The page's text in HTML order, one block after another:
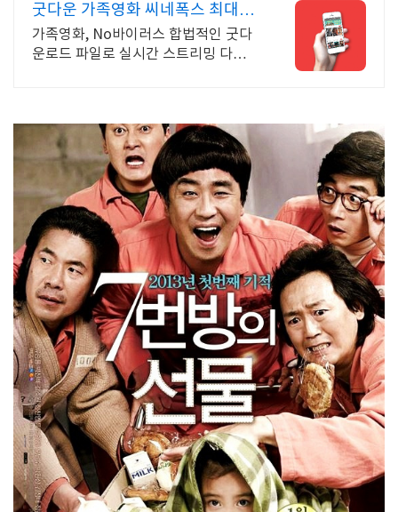
굿다운 가족영화 씨네폭스 최대3
만원+10%추가적립
가족영화, No바이러스 합법적인 굿다
운로드 파일로 실시간 스트리밍 다운로